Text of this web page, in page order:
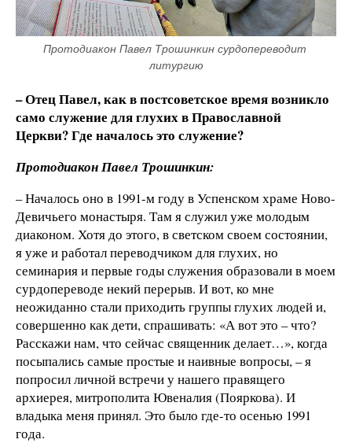
Протодиакон Павел Трошинкин сурдопереводит
литургию
– Отец Павел, как в постсоветское время возникло
само служение для глухих в Православной
Церкви? Где началось это служение?
Протодиакон Павел Трошинкин:
– Началось оно в 1991-м году в Успенском храме Ново-
Девичьего монастыря. Там я служил уже молодым
диаконом. Хотя до этого, в светском своем состоянии,
я уже и работал переводчиком для глухих, но
семинария и первые годы служения образовали в моем
сурдопереводе некий перерыв. И вот, ко мне
неожиданно стали приходить группы глухих людей и,
совершенно как дети, спрашивать: «А вот это – что?
Расскажи нам, что сейчас священник делает…», когда
посыпались самые простые и наивные вопросы, – я
попросил личной встречи у нашего правящего
архиерея, митрополита Ювеналия (Пояркова). И
владыка меня принял. Это было где-то осенью 1991
года.